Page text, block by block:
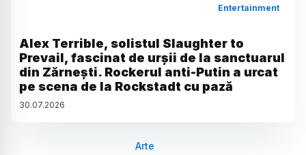
Entertainment
Alex Terrible, solistul Slaughter to
Prevail, fascinat de urșii de la sanctuarul
din Zărnești. Rockerul anti-Putin a urcat
pe scena de la Rockstadt cu pază
30.07.2026
Arte